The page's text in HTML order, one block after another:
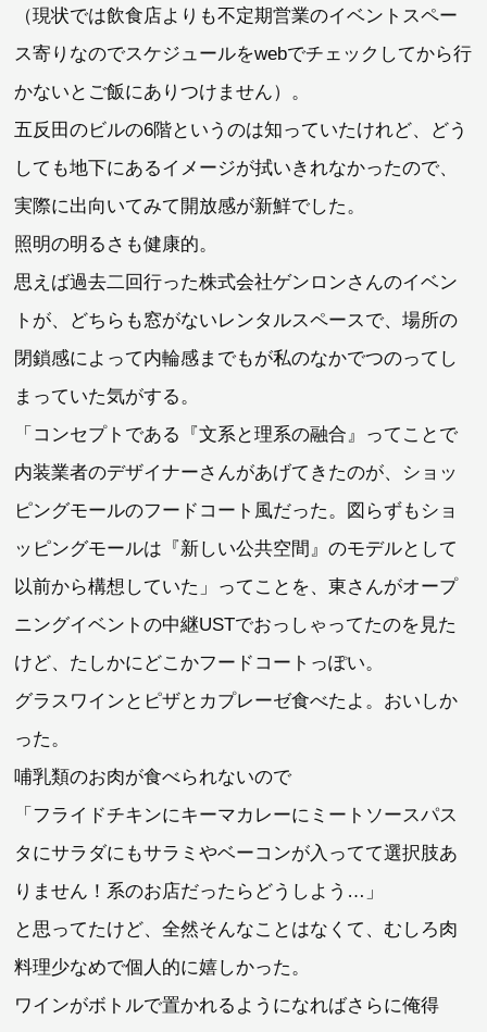
（現状では飲食店よりも不定期営業のイベントスペー
ス寄りなのでスケジュールをwebでチェックしてから行
かないとご飯にありつけません）。
五反田のビルの6階というのは知っていたけれど、どう
しても地下にあるイメージが拭いきれなかったので、
実際に出向いてみて開放感が新鮮でした。
照明の明るさも健康的。
思えば過去二回行った株式会社ゲンロンさんのイベン
トが、どちらも窓がないレンタルスペースで、場所の
閉鎖感によって内輪感までもが私のなかでつのってし
まっていた気がする。
「コンセプトである『文系と理系の融合』ってことで
内装業者のデザイナーさんがあげてきたのが、ショッ
ピングモールのフードコート風だった。図らずもショ
ッピングモールは『新しい公共空間』のモデルとして
以前から構想していた」ってことを、東さんがオープ
ニングイベントの中継USTでおっしゃってたのを見た
けど、たしかにどこかフードコートっぽい。
グラスワインとピザとカプレーゼ食べたよ。おいしか
った。
哺乳類のお肉が食べられないので
「フライドチキンにキーマカレーにミートソースパス
タにサラダにもサラミやベーコンが入ってて選択肢あ
りません！系のお店だったらどうしよう…」
と思ってたけど、全然そんなことはなくて、むしろ肉
料理少なめで個人的に嬉しかった。
ワインがボトルで置かれるようになればさらに俺得